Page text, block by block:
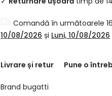
Comandă în următoarele
10/08/2026 și Luni, 10/08/2026
Livrare și retur Pune o
Brand bugatti